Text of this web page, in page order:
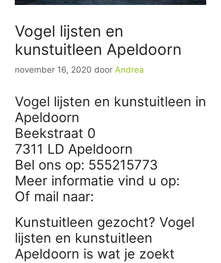
Vogel lijsten en
kunstuitleen Apeldoorn
november 16, 2020 door Andrea
Vogel lijsten en kunstuitleen in
Apeldoorn
Beekstraat 0
7311 LD Apeldoorn
Bel ons op: 555215773
Meer informatie vind u op:
Of mail naar:
Kunstuitleen gezocht? Vogel
lijsten en kunstuitleen
Apeldoorn is wat je zoekt